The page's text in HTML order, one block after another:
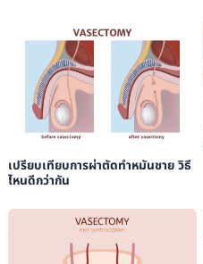
เปรียบเทียบการผ่าตัดทำหมันชาย วิธี
ไหนดีกว่ากัน